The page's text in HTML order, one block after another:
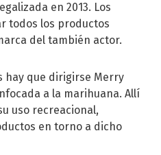
en 2013. Los
todos los productos
del también actor.
hay que dirigirse Merry
a la marihuana. Allí
uso recreacional,
en torno a dicho